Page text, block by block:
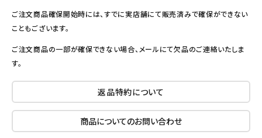
ご注文商品確保開始時には、すでに実店舗にて販売済みで確保ができない
こともございます。
ご注文商品の一部が確保できない場合、メールにて欠品のご連絡いたしま
す。
返品特約について
商品についてのお問い合わせ